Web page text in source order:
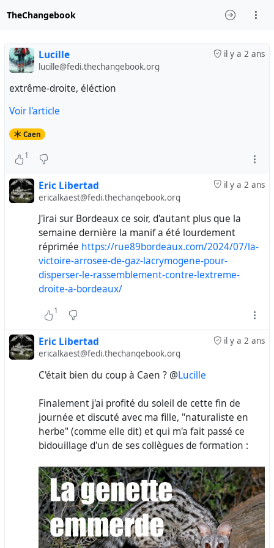
TheChangebook
il y a 2 ans
Lucille
lucille@fedi.thechangebook.org
extrême-droite, éléction
Voir l'article
Caen
1
il y a 2 ans
Eric Libertad
ericalkaest@fedi.thechangebook.org
J'irai sur Bordeaux ce soir, d'autant plus que la
semaine dernière la manif a été lourdement
réprimée https://rue89bordeaux.com/2024/07/la-
victoire-arrosee-de-gaz-lacrymogene-pour-
disperser-le-rassemblement-contre-lextreme-
droite-a-bordeaux/
1
il y a 2 ans
Eric Libertad
ericalkaest@fedi.thechangebook.org
C'était bien du coup à Caen ? @Lucille
Finalement j'ai profité du soleil de cette fin de
journée et discuté avec ma fille, "naturaliste en
herbe" (comme elle dit) et qui m'a fait passé ce
bidouillage d'un de ses collègues de formation :